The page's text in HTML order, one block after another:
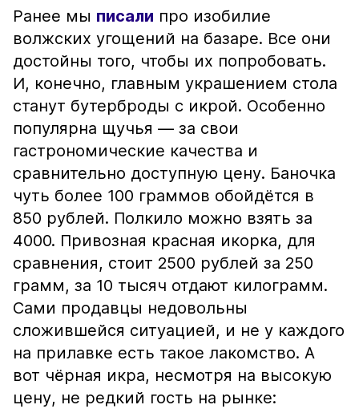
Ранее мы писали про изобилие
волжских угощений на базаре. Все они
достойны того, чтобы их попробовать.
И, конечно, главным украшением стола
станут бутерброды с икрой. Особенно
популярна щучья — за свои
гастрономические качества и
сравнительно доступную цену. Баночка
чуть более 100 граммов обойдётся в
850 рублей. Полкило можно взять за
4000. Привозная красная икорка, для
сравнения, стоит 2500 рублей за 250
грамм, за 10 тысяч отдают килограмм.
Сами продавцы недовольны
сложившейся ситуацией, и не у каждого
на прилавке есть такое лакомство. А
вот чёрная икра, несмотря на высокую
цену, не редкий гость на рынке: